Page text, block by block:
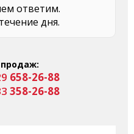
ответим.
дня.
658-26-88
358-26-88